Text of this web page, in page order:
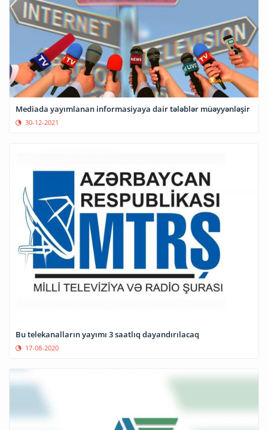
Mediada yayımlanan informasiyaya dair tələblər müəyyənləşir
30-12-2021
Bu telekanalların yayımı 3 saatlıq dayandırılacaq
17-08-2020